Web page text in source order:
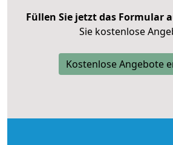
Füllen Sie jetzt das Formular
Sie kostenlose
Kostenlose Angebote